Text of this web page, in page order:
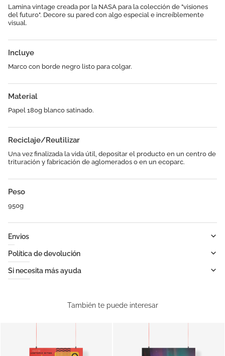
Lamina vintage creada por la NASA para la colección de "visiones
del futuro". Decore su pared con algo especial e increíblemente
visual.
Incluye
Marco con borde negro listo para colgar.
Material
Papel 180g blanco satinado.
Reciclaje/Reutilizar
Una vez finalizada la vida útil, depositar el producto en un centro de
trituración y fabricación de aglomerados o en un ecoparc.
Peso
950g
Envios
Política de devolución
Si necesita más ayuda
También te puede interesar